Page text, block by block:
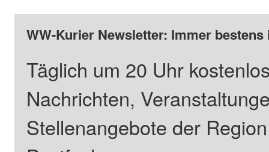
WW-Kurier Newsletter: Immer
Täglich um 20 Uhr
Nachrichten,
Stellenangebote der